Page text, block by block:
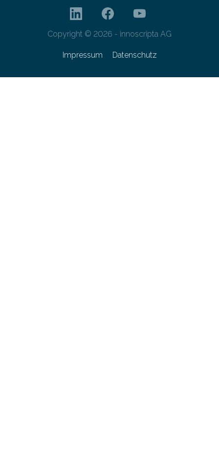
Copyright © 2026 - innoscripta AG
Impressum Datenschutz